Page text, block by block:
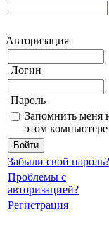
Авторизация
Логин
Пароль
Запомнить меня
этом компьютере
Забыли свой пароль?
Проблемы с
авторизацией?
Регистрация